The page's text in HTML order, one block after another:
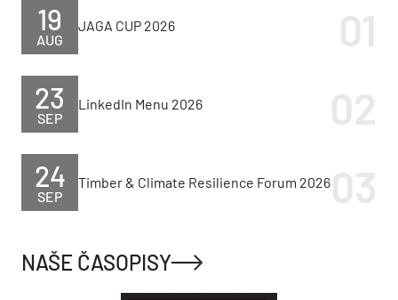
AUG
19 JAGA CUP 2026
SEP
23 LinkedIn Menu 2026
SEP
24 Timber & Climate Resilience Forum 2026
NAŠE ČASOPISY